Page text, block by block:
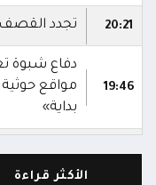
20:21 تجدد
19:46
دفاع شبوة
مواقع
بداية»
في حالة
الأكثر قراءة